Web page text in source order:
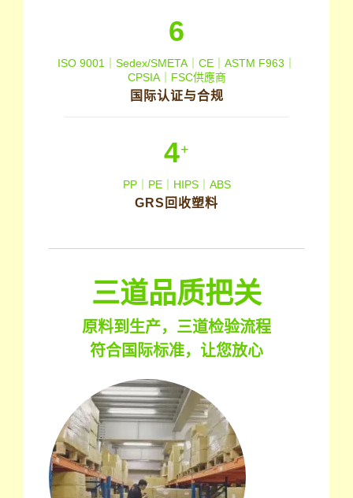
6
ISO 9001｜Sedex/SMETA｜CE｜ASTM F963｜
CPSIA｜FSC供應商
国际认证与合规
4+
PP｜PE｜HIPS｜ABS
GRS回收塑料
三道品质把关
原料到生产，三道检验流程
符合国际标准，让您放心